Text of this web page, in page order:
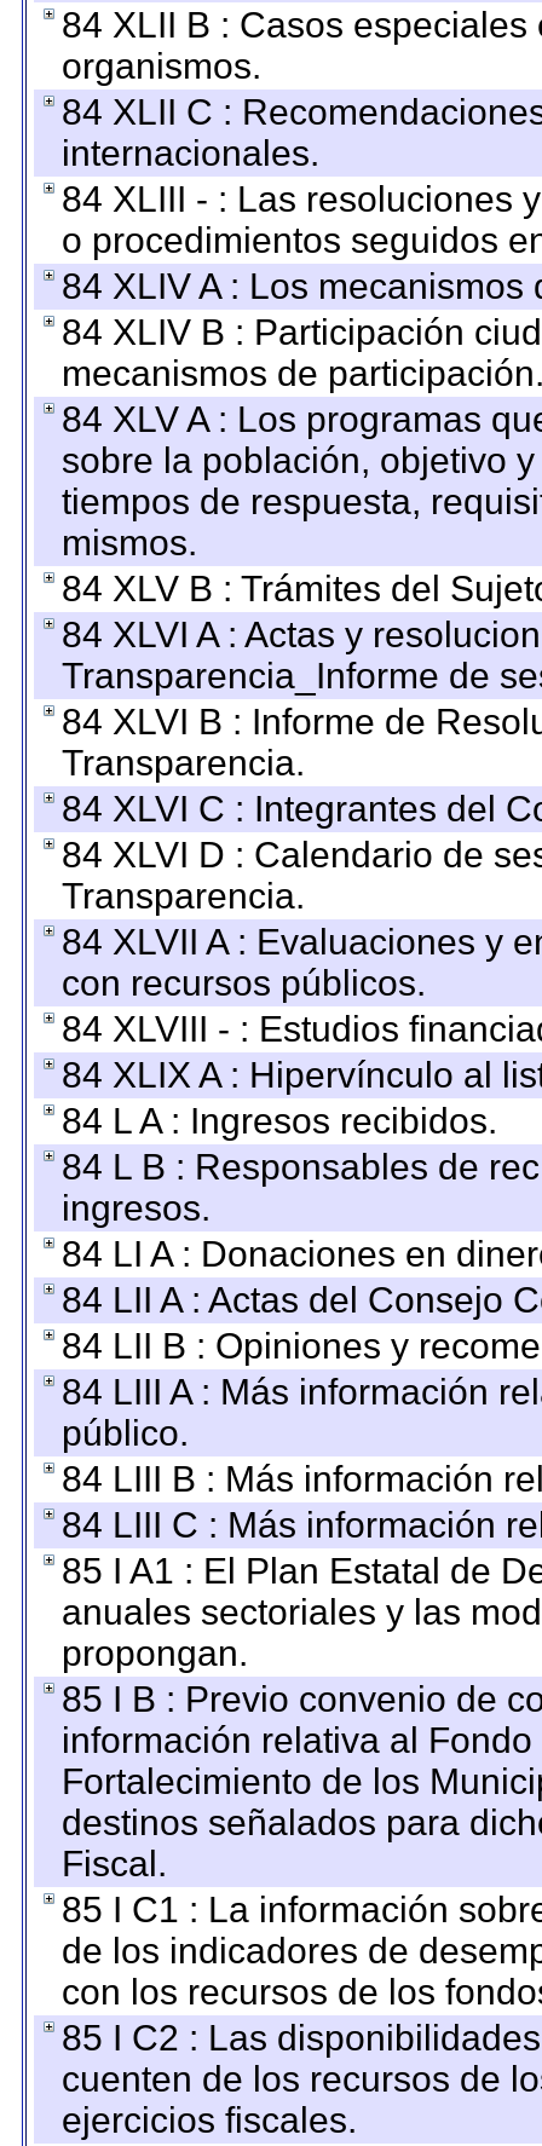
84 XLII B : Casos
organismos.
84 XLII C :
internacionales.
84 XLIII - : Las resoluciones
o procedimientos seguidos
84 XLIV A : Los
84 XLIV B : Participación
mecanismos de
84 XLV A : Los programas
sobre la población, objetivo
tiempos de respuesta,
mismos.
84 XLV B : Trámites del
84 XLVI A : Actas y
Transparencia_Informe de
84 XLVI B : Informe de
Transparencia.
84 XLVI C : Integrantes del
84 XLVI D : Calendario de
Transparencia.
84 XLVII A : Evaluaciones y
con recursos públicos.
84 XLVIII - : Estudios
84 XLIX A : Hipervínculo al
84 L A : Ingresos recibidos.
84 L B : Responsables de
ingresos.
84 LI A : Donaciones en
84 LII A : Actas del Consejo
84 LII B : Opiniones y
84 LIII A : Más información
público.
84 LIII B : Más información
84 LIII C : Más información
85 I A1 : El Plan Estatal de
anuales sectoriales y las
propongan.
85 I B : Previo convenio de
información relativa al
Fortalecimiento de los
destinos señalados para
Fiscal.
85 I C1 : La información
de los indicadores de
con los recursos de los
85 I C2 : Las
cuenten de los recursos de
ejercicios fiscales.